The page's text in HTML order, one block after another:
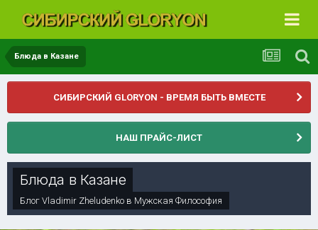
Блюда в Казане
СИБИРСКИЙ GLORYON - ВРЕМЯ БЫТЬ ВМЕСТЕ
НАШ ПРАЙС-ЛИСТ
Блюда в Казане
Блог Vladimir Zheludenko в Мужская Философия